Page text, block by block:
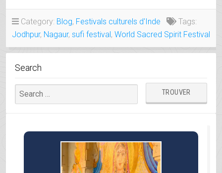
DE
JODHPUR
NAGAUR »
Category: Blog, Festivals culturels d'Inde
Tags:
Jodhpur, Nagaur, sufi festival, World Sacred Spirit Festival
Search